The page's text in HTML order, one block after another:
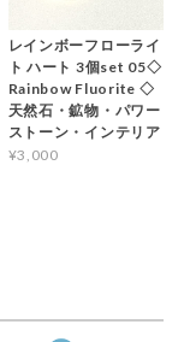
レインボーフローライ
ト ハート 3個set 05◇
Rainbow Fluorite ◇
天然石・鉱物・パワー
ストーン・インテリア
¥3,000